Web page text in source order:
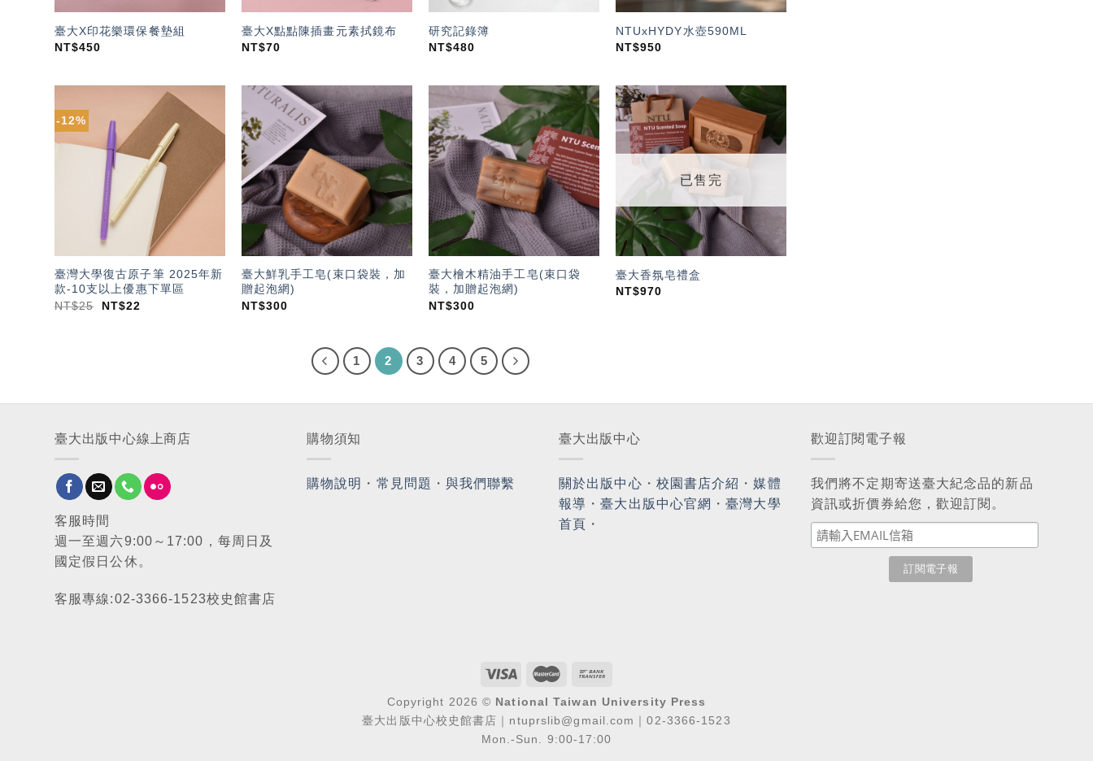
臺大X印花樂環保餐墊組
NT$450
臺大X點點陳插畫元素拭鏡布
NT$70
研究記錄簿
NT$480
NTUxHYDY水壺590ML
NT$950
-12%
臺灣大學復古原子筆 2025年新
款-10支以上優惠下單區
NT$25 NT$22
加入
「願
望輕
單」
臺大鮮乳手工皂(束口袋裝，加
贈起泡網)
NT$300
加入
「願
望輕
單」
臺大檜木精油手工皂(束口袋
裝，加贈起泡網)
NT$300
加入
「願
望輕
已售完
臺大香氛皂禮盒
NT$970
1 2 3 4 5
臺大出版中心線上商店
客服時間
週一至週六9:00～17:00，每周日及
國定假日公休。
客服專線:02-3366-1523校史館書店
購物須知
購物說明 ・ 常見問題 ・與我們聯繫
臺大出版中心
關於出版中心 ・ 校園書店介紹 ・媒體
報導 ・臺大出版中心官網 ・臺灣大學
首頁 ・
歡迎訂閱電子報
我們將不定期寄送臺大紀念品的新品
資訊或折價券給您，歡迎訂閱。
Copyright 2026 © National Taiwan University Press
臺大出版中心校史館書店｜ntuprslib@gmail.com｜02-3366-1523
Mon.-Sun. 9:00-17:00